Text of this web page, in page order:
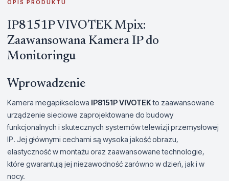
OPIS PRODUKTU
IP8151P VIVOTEK Mpix:
Zaawansowana Kamera IP do
Monitoringu
Wprowadzenie
Kamera megapikselowa IP8151P VIVOTEKto zaawansowane
urządzenie sieciowe zaprojektowane do budowy
funkcjonalnych i skutecznych systemów telewizji przemysłowej
IP. Jej głównymi cechami są wysoka jakość obrazu,
elastyczność w montażu oraz zaawansowane technologie,
które gwarantują jej niezawodność zarówno w dzień, jak i w
nocy.